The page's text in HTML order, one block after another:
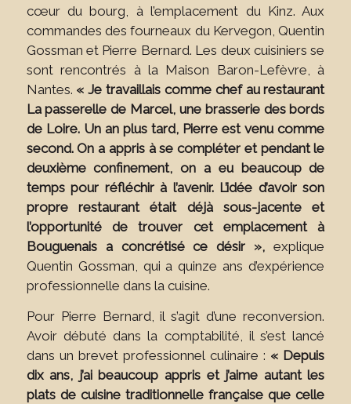
cœur du bourg, à l’emplacement du Kinz. Aux
commandes des fourneaux du Kervegon, Quentin
Gossman et Pierre Bernard. Les deux cuisiniers se
sont rencontrés à la Maison Baron-Lefèvre, à
Nantes. « Je travaillais comme chef au restaurant
La passerelle de Marcel, une brasserie des bords
de Loire. Un an plus tard, Pierre est venu comme
second. On a appris à se compléter et pendant le
deuxième confinement, on a eu beaucoup de
temps pour réfléchir à l’avenir. L’idée d’avoir son
propre restaurant était déjà sous-jacente et
l’opportunité de trouver cet emplacement à
Bouguenais a concrétisé ce désir », explique
Quentin Gossman, qui a quinze ans d’expérience
professionnelle dans la cuisine.
Pour Pierre Bernard, il s’agit d’une reconversion.
Avoir débuté dans la comptabilité, il s’est lancé
dans un brevet professionnel culinaire : « Depuis
dix ans, j’ai beaucoup appris et j’aime autant les
plats de cuisine traditionnelle française que celle